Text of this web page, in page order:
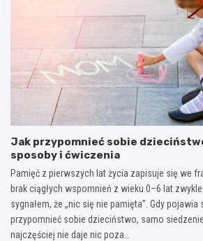
Jak przypomnieć sobie
sposoby i ćwiczenia
Pamięć z pierwszych lat życia zapisuje się we
brak ciągłych wspomnień z wieku 0–6 lat
sygnałem, że „nic się nie pamięta”. Gdy
przypomnieć sobie dzieciństwo, samo
najczęściej nie daje nic poza…